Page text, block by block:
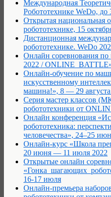
Международная
Робототехнике WeDo, до
Открытая национальная
робототехнике, 15
Дистанционная
робототехнике. WeDo
Онлайн соревнования
2022 /
Онлайн-обучение по
искусственному
машина!», 8 — 29 августа
Серия мастер классов
робототехники от
Онлайн конференция
робототехника:
человечества», 24–25
Онлайн-курс «Школа
20 июня — 11 июля 2022
Открытые онлайн
16-17 июля
Онлайн-премьера